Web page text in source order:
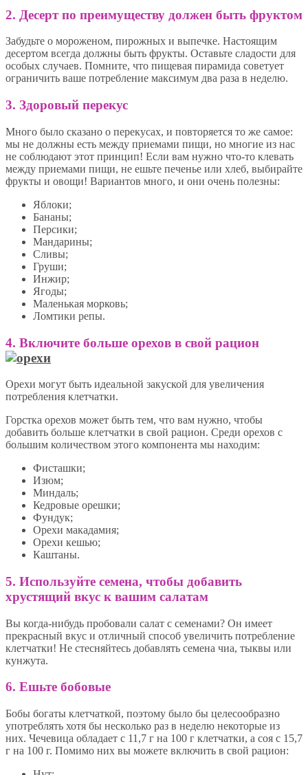
2. Десерт по преимуществу должен быть фруктом
Забудьте о мороженом, пирожных и выпечке. Настоящим
десертом всегда должны быть фрукты. Оставьте сладости для
особых случаев. Помните, что пищевая пирамида советует
ограничить ваше потребление максимум два раза в неделю.
3. Здоровый перекус
Много было сказано о перекусах, и повторяется то же самое:
мы не должны есть между приемами пищи, но многие из нас
не соблюдают этот принцип! Если вам нужно что-то клевать
между приемами пищи, не ешьте печенье или хлеб, выбирайте
фрукты и овощи! Вариантов много, и они очень полезны:
Яблоки;
Бананы;
Персики;
Мандарины;
Сливы;
Груши;
Инжир;
Ягоды;
Маленькая морковь;
Ломтики репы.
4. Включите больше орехов в свой рацион
Орехи могут быть идеальной закуской для увеличения
потребления клетчатки.
Горстка орехов может быть тем, что вам нужно, чтобы
добавить больше клетчатки в свой рацион. Среди орехов с
большим количеством этого компонента мы находим:
Фисташки;
Изюм;
Миндаль;
Кедровые орешки;
Фундук;
Орехи макадамия;
Орехи кешью;
Каштаны.
5. Используйте семена, чтобы добавить
хрустящий вкус к вашим салатам
Вы когда-нибудь пробовали салат с семенами? Он имеет
прекрасный вкус и отличный способ увеличить потребление
клетчатки! Не стесняйтесь добавлять семена чиа, тыквы или
кунжута.
6. Ешьте бобовые
Бобы богаты клетчаткой, поэтому было бы целесообразно
употреблять хотя бы несколько раз в неделю некоторые из
них. Чечевица обладает с 11,7 г на 100 г клетчатки, а соя с 15,7
г на 100 г. Помимо них вы можете включить в свой рацион: